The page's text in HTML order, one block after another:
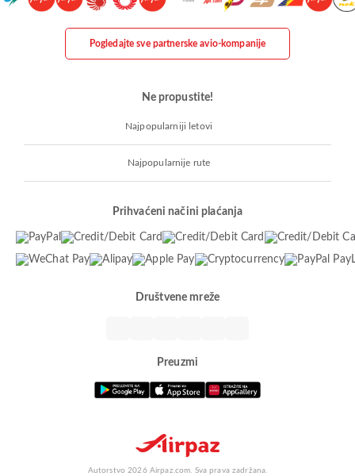
Pogledajte sve partnerske avio-kompanije
Ne propustite!
Najpopularniji letovi
Najpopularnije rute
Prihvaćeni načini plaćanja
Društvene mreže
Preuzmi
Autorstvo 2026 Airpaz.com. Sva prava zadržana.